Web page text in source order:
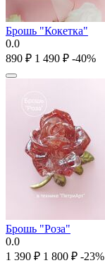
Брошь "Кокетка"
0.0
‍890‍ ₽ 1 490 ₽ -40%
Брошь "Роза"
0.0
1 390 ₽ 1 800 ₽ -23%